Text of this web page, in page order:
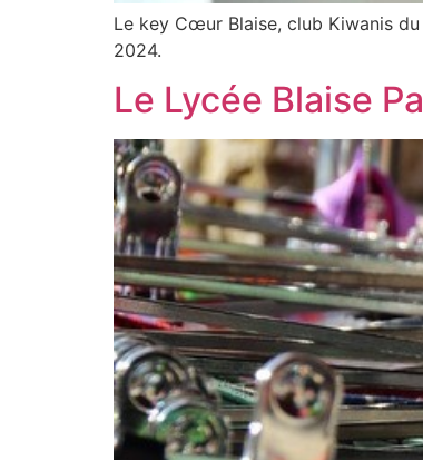
Le key Cœur Blaise, club Kiwanis
2024.
Le Lycée Blaise